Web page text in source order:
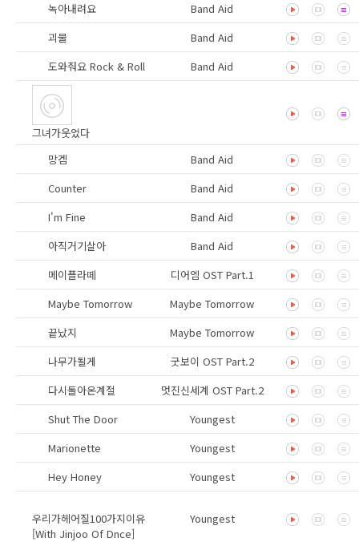
녹아내려요
Band Aid
괴물
Band Aid
도와줘요 Rock & Roll
Band Aid
그녀가웃었다
망겜
Band Aid
Counter
Band Aid
I'm Fine
Band Aid
아직거기살아
Band Aid
메이플라떼
디어엠 OST Part.1
Maybe Tomorrow
Maybe Tomorrow
끝났지
Maybe Tomorrow
나무가될게
굿보이 OST Part.2
다시돌아온계절
멋진신세계 OST Part.2
Shut The Door
Youngest
Marionette
Youngest
Hey Honey
Youngest
우리가헤어질100가지이유
[With Jinjoo Of Dnce]
Youngest